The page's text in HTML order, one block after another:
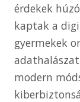
érdekek
kaptak a
gyermekek
adathalászat
modern